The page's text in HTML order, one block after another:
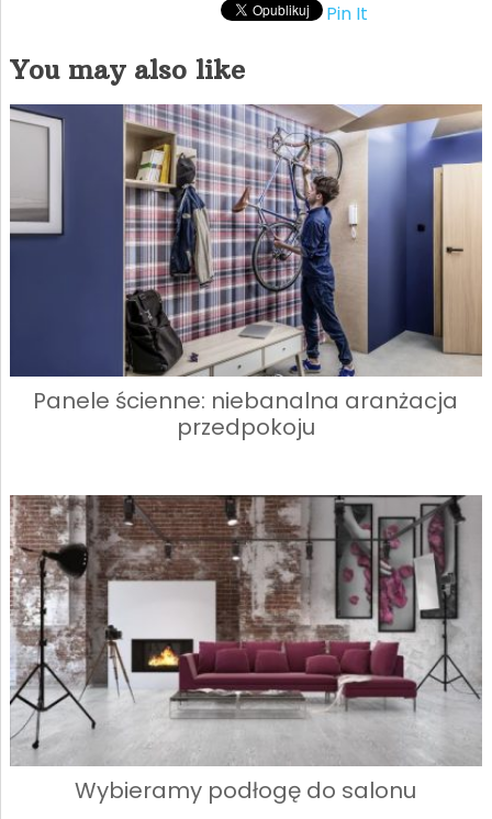
Pin It
You may also like
Panele ścienne: niebanalna aranżacja
przedpokoju
Wybieramy podłogę do salonu